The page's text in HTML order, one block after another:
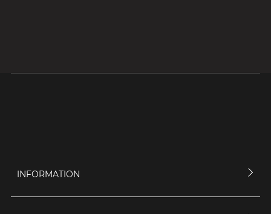
INFORMATION